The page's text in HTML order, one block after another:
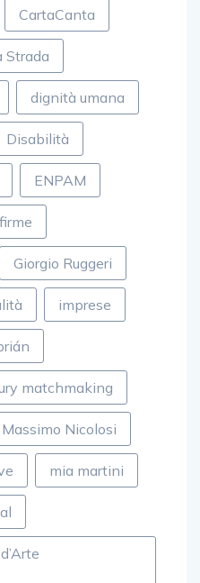
CartaCanta
Strada
dignità umana
Disabilità
ENPAM
firme
Giorgio Ruggeri
imprese
matchmaking
Massimo Nicolosi
mia martini